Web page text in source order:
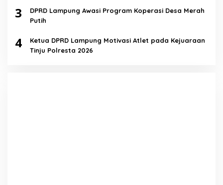
3
DPRD Lampung Awasi Program Koperasi Desa Merah
Putih
4
Ketua DPRD Lampung Motivasi Atlet pada Kejuaraan
Tinju Polresta 2026